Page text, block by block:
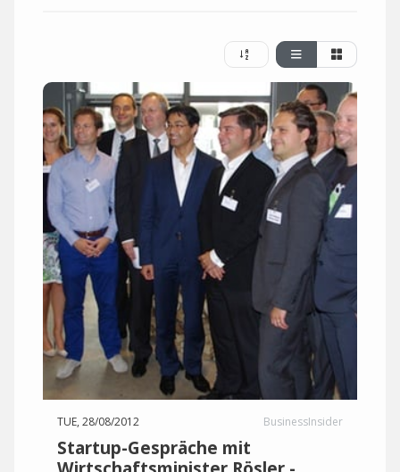
TUE, 28/08/2012 BusinessInsider
Startup-Gespräche mit